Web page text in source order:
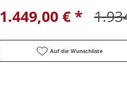
1.449,00 € *
Auf die Wunschliste